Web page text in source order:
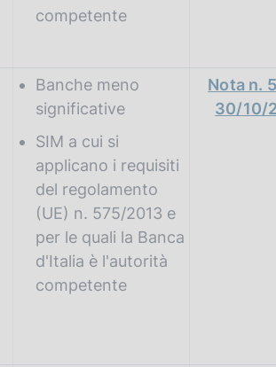
competente
Banche meno
significative
SIM a cui si
applicano i requisiti
del regolamento
(UE) n. 575/2013 e
per le quali la Banca
d'Italia è l'autorità
competente
Nota n.
30/10/